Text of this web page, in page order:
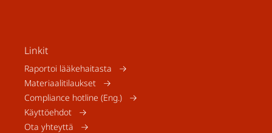
Linkit
Raportoi lääkehaitasta
Materiaalitilaukset
Compliance hotline (Eng.)
Käyttöehdot
Ota yhteyttä